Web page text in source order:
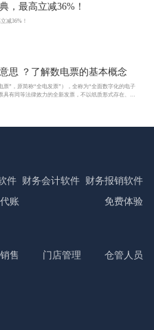
，最高立减36%！
减36%！
思 ？了解数电票的基本概念
票”，原简称“全电发票”），全称为“全面数字化的电子
具有同等法律效力的全新发票，不以纸质形式存在、不
件 财务会计软件 财务报销软件
账 免费体验
售 门店管理 仓管人员